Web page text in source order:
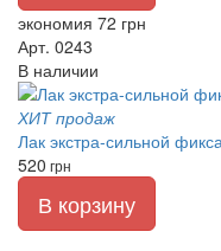
экономия 72 грн
Арт. 0243
В наличии
ХИТ продаж
Лак экстра-сильной
520 грн
В корзину